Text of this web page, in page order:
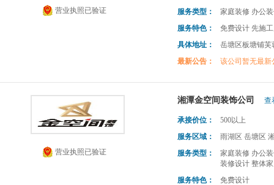
营业执照已验证
服务类型：
家庭装修 办公
服务特色：
免费设计 先施
具体地址：
岳塘区板塘铺芙
最新公告：
该公司暂无最新
营业执照已验证
湘潭金空间装饰公司 查
承接价位：
500以上
服务区域：
雨湖区 岳塘区
服务类型：
家庭装修 办公
装修设计 整体
服务特色：
免费设计